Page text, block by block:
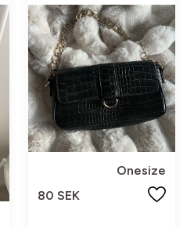
Onesize
80 SEK